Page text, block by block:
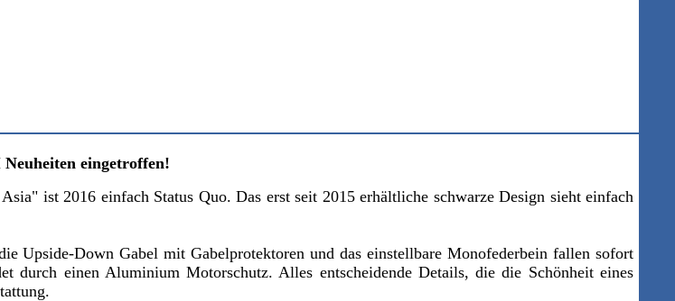
Neuheiten eingetroffen!
ist 2016 einfach Status Quo. Das erst seit 2015 erhältliche schwarze Design sieht einfach
Upside-Down Gabel mit Gabelprotektoren und daseinstellbare Monofederbeinfallen sofort
durch einen Aluminium Motorschutz. Alles entscheidende Details, die die Schönheit eines